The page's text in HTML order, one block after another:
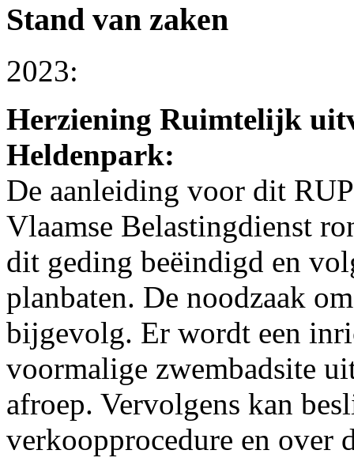
Stand van zaken
2023:
Herziening Ruimtelijk
Heldenpark:
De aanleiding voor dit
Vlaamse Belastingdienst
dit geding beëindigd en
planbaten. De noodzaak
bijgevolg. Er wordt een
voormalige zwembadsite
afroep. Vervolgens kan
verkoopprocedure en over